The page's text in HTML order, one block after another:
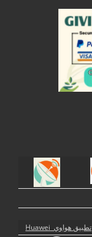
تطبيق هواوي Huawei